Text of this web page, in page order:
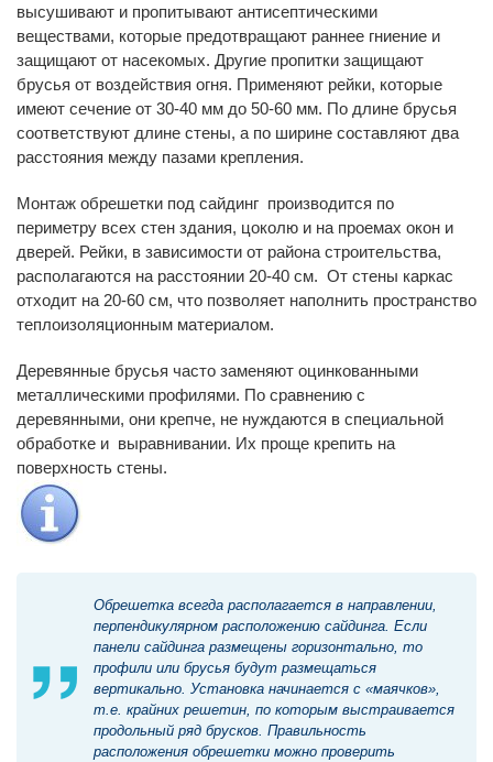
высушивают и пропитывают антисептическими
веществами, которые предотвращают раннее гниение и
защищают от насекомых. Другие пропитки защищают
брусья от воздействия огня. Применяют рейки, которые
имеют сечение от 30-40 мм до 50-60 мм. По длине брусья
соответствуют длине стены, а по ширине составляют два
расстояния между пазами крепления.
Монтаж обрешетки под сайдинг производится по
периметру всех стен здания, цоколю и на проемах окон и
дверей. Рейки, в зависимости от района строительства,
располагаются на расстоянии 20-40 см. От стены каркас
отходит на 20-60 см, что позволяет наполнить пространство
теплоизоляционным материалом.
Деревянные брусья часто заменяют оцинкованными
металлическими профилями. По сравнению с
деревянными, они крепче, не нуждаются в специальной
обработке и выравнивании. Их проще крепить на
поверхность стены.
Обрешетка всегда располагается в направлении,
перпендикулярном расположению сайдинга. Если
панели сайдинга размещены горизонтально, то
профили или брусья будут размещаться
вертикально. Установка начинается с «маячков»,
т.е. крайних решетин, по которым выстраивается
продольный ряд брусков. Правильность
расположения обрешетки можно проверить